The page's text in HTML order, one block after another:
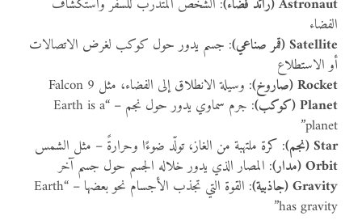
الفضاء
Satellite (قمر صناعي)
: جسم يدور حول كوكب لغرض الاتصالات
أو الاستطلاع
Rocket (صاروخ)
: وسيلة الانطلاق إلى الفضاء، مثل Falcon 9
Planet (كوكب)
: جرم سماوي يدور حول نجم – “Earth is a
planet”
Star (نجم)
: كرة ملتهبة من الغاز، تولّد ضوءًا وحرارةً – مثل الشمس
Orbit (مدار)
: المصار الذي يدور خلاله الجسم حول جسم آخر
Gravity (جاذبية)
: القوة التي تجذب الأجسام نحو بعضها – “Earth
has gravity”